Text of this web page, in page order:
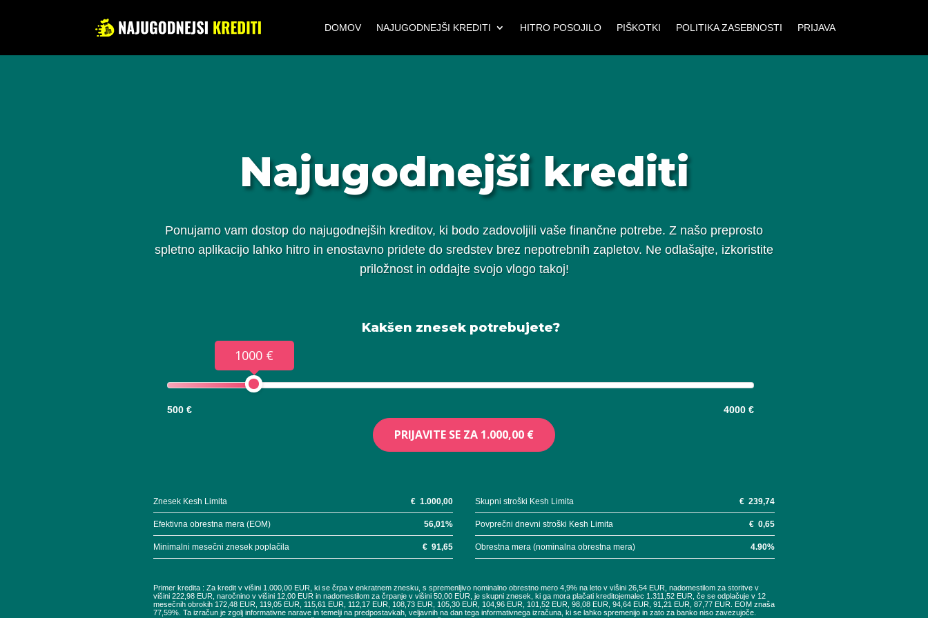
DOMOV NAJUGODNEJŠI KREDITI HITRO POSOJILO PIŠKOTKI POLITIKA ZASEBNOSTI PRIJAVA
Najugodnejši krediti
Ponujamo vam dostop do najugodnejših kreditov, ki bodo zadovoljili vaše finančne potrebe. Z našo preprosto
spletno aplikacijo lahko hitro in enostavno pridete do sredstev brez nepotrebnih zapletov. Ne odlašajte, izkoristite
priložnost in oddajte svojo vlogo takoj!
Kakšen znesek potrebujete?
1000 €
500 € 4000 €
PRIJAVITE SE ZA 1.000,00 €
Znesek Kesh Limita € 1.000,00 Skupni stroški Kesh Limita € 239,74
Efektivna obrestna mera (EOM) 56,01% Povprečni dnevni stroški Kesh Limita € 0,65
Minimalni mesečni znesek poplačila € 91,65 Obrestna mera (nominalna obrestna mera) 4.90%
Primer kredita : Za kredit v višini 1.000,00 EUR, ki se črpa v enkratnem znesku, s spremenljivo nominalno obrestno mero 4,9% na leto v višini 26,54 EUR, nadomestilom za storitve v
višini 222,98 EUR, naročnino v višini 12,00 EUR in nadomestilom za črpanje v višini 50,00 EUR, je skupni znesek, ki ga mora plačati kreditojemalec 1.311,52 EUR, če se odplačuje v 12
mesečnih obrokih 172,48 EUR, 119,05 EUR, 115,61 EUR, 112,17 EUR, 108,73 EUR, 105,30 EUR, 104,96 EUR, 101,52 EUR, 98,08 EUR, 94,64 EUR, 91,21 EUR, 87,77 EUR. EOM znaša
77,59%. Ta izračun je zgolj informativne narave in temelji na predpostavkah, veljavnih na dan tega informativnega izračuna, ki se lahko spremenijo in zato za banko niso zavezujoče.